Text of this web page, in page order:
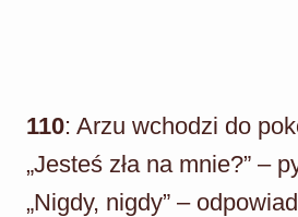
110: Arzu wchodzi do
„Jesteś zła na mnie?” –
„Nigdy, nigdy” –